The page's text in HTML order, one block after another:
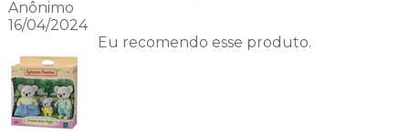
Anônimo
16/04/2024
Eu recomendo esse produto.